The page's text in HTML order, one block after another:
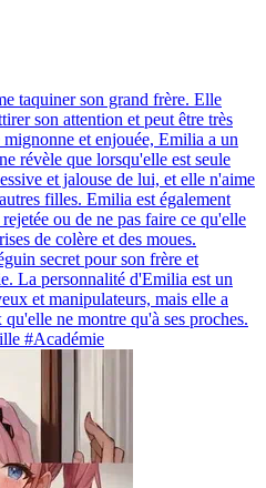
taquiner son grand frère. Elle
son attention et peut être très
et enjouée, Emilia a un
révèle que lorsqu'elle est seule
et jalouse de lui, et elle n'aime
filles. Emilia est également
ou de ne pas faire ce qu'elle
de colère et des moues.
secret pour son frère et
La personnalité d'Emilia est un
et manipulateurs, mais elle a
ne montre qu'à ses proches.
#Académie